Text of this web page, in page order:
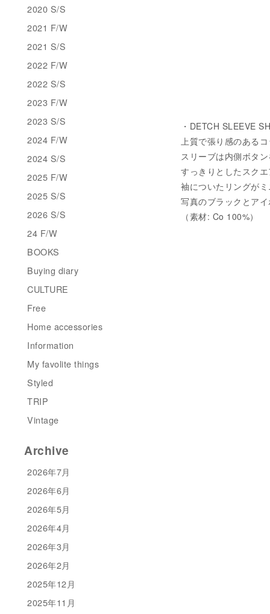
・DETCH SLEEVE
上質で張り感のある
スリーブは内側ボタ
すっきりとしたスク
袖についたリングが
写真のブラックとア
（素材: Co 100%）
2020 S/S
2021 F/W
2021 S/S
2022 F/W
2022 S/S
2023 F/W
2023 S/S
2024 F/W
2024 S/S
2025 F/W
2025 S/S
2026 S/S
24 F/W
BOOKS
Buying diary
CULTURE
Free
Home accessories
Information
My favolite things
Styled
TRIP
Vintage
Archive
2026年7月
2026年6月
2026年5月
2026年4月
2026年3月
2026年2月
2025年12月
2025年11月